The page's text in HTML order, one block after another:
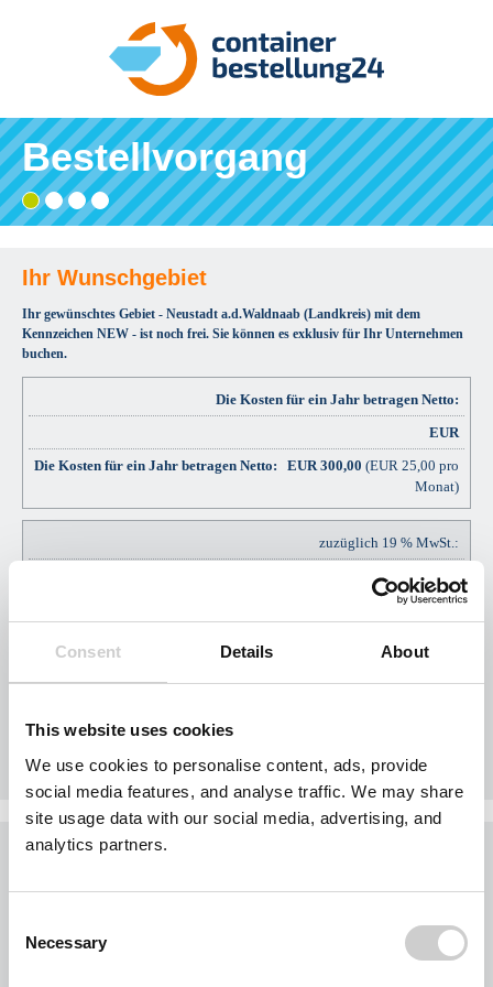
Consent Details About
This website uses cookies
We use cookies to personalise content, ads, provide
social media features, and analyse traffic. We may share
site usage data with our social media, advertising, and
analytics partners.
Selection
Necessary
Bestellvorgang
Gebiet
wählen
Adresse
eingeben
Angaben
prüfen
bestellen
Ihre
Bestätigung
Ihr Wunschgebiet
Ihr gewünschtes Gebiet - Neustadt a.d.Waldnaab (Landkreis) mit dem
Kennzeichen NEW - ist noch frei. Sie können es exklusiv für Ihr Unternehmen
buchen.
Die Kosten für ein Jahr betragen Netto:
EUR
EUR300,00 (EUR 25,00 pro
Monat)
zuzüglich 19 % MwSt.:
EUR
EUR 57,00
Was möchten Sie jetzt tun?
Sie möchten jetzt Nägel mit Köpfen machen?
Jedes Gebiet wird nur einmal vergeben.